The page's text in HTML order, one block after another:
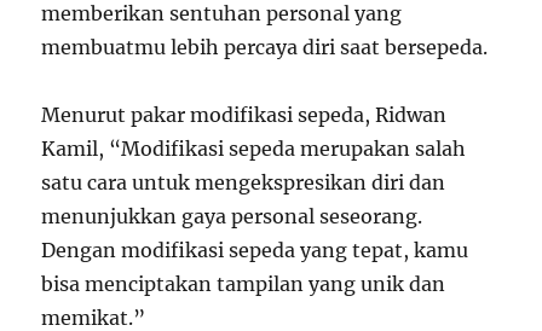
memberikan sentuhan personal yang
membuatmu lebih percaya diri saat bersepeda.
Menurut pakar modifikasi sepeda, Ridwan
Kamil, “Modifikasi sepeda merupakan salah
satu cara untuk mengekspresikan diri dan
menunjukkan gaya personal seseorang.
Dengan modifikasi sepeda yang tepat, kamu
bisa menciptakan tampilan yang unik dan
memikat.”